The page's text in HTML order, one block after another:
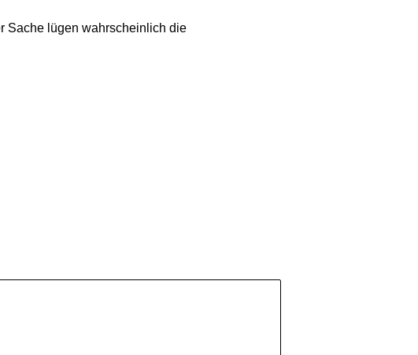
Sache lügen wahrscheinlich die